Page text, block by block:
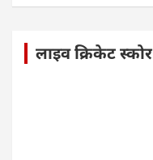
लाइव क्रिकेट स्कोर